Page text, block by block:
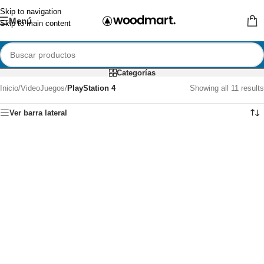
Skip to navigation
Skip to main content
Menú
Categorías
Inicio/VideoJuegos/PlayStation 4 Showing all 11 results
Ver barra lateral